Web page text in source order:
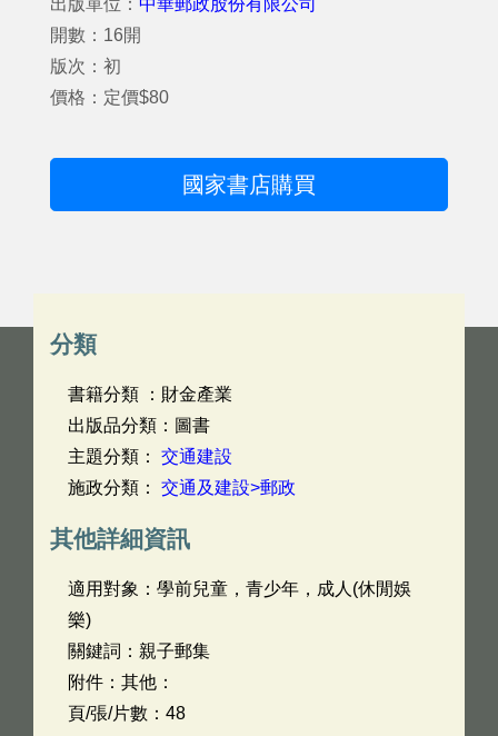
出版單位： 中華郵政股份有限公司
開數：16開
版次：初
價格：定價$80
國家書店購買
分類
書籍分類 ：財金產業
出版品分類：圖書
主題分類： 交通建設
施政分類： 交通及建設>郵政
其他詳細資訊
適用對象：學前兒童，青少年，成人(休閒娛
樂)
關鍵詞：親子郵集
附件：其他：
頁/張/片數：48